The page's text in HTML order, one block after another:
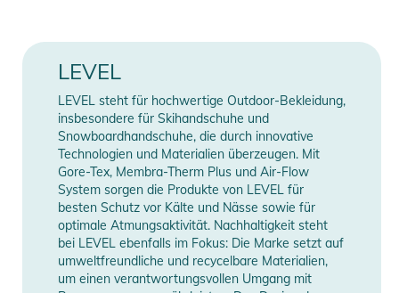
- Lasered Palm
- Membran: Gore-Tex
- Technologie: Biomexschutz Biomex Pad
Produktinformationen und
Sicherheitshinweise
1,2% Elasthan / Futter: 80%
Polyester, 20% Polypropylen
Feature Protektor
Erscheinungsjahr 2026
Manufacturer
Information
Herstellerangaben anzeigen
LEVEL
LEVEL steht für hochwertige Outdoor-Bekleidung,
insbesondere für Skihandschuhe und
Snowboardhandschuhe, die durch innovative
Technologien und Materialien überzeugen. Mit
Gore-Tex, Membra-Therm Plus und Air-Flow
System sorgen die Produkte von LEVEL für
besten Schutz vor Kälte und Nässe sowie für
optimale Atmungsaktivität. Nachhaltigkeit steht
bei LEVEL ebenfalls im Fokus: Die Marke setzt auf
umweltfreundliche und recycelbare Materialien,
um einen verantwortungsvollen Umgang mit